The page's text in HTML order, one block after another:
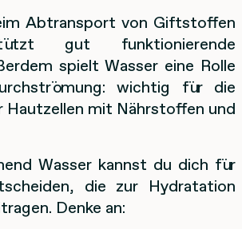
Abtransport von Giftstoffen
gut funktionierende
spielt Wasser eine Rolle
wichtig für die
Hautzellen mit Nährstoffen und
Wasser kannst du dich für
die zur Hydratation
Denke an: